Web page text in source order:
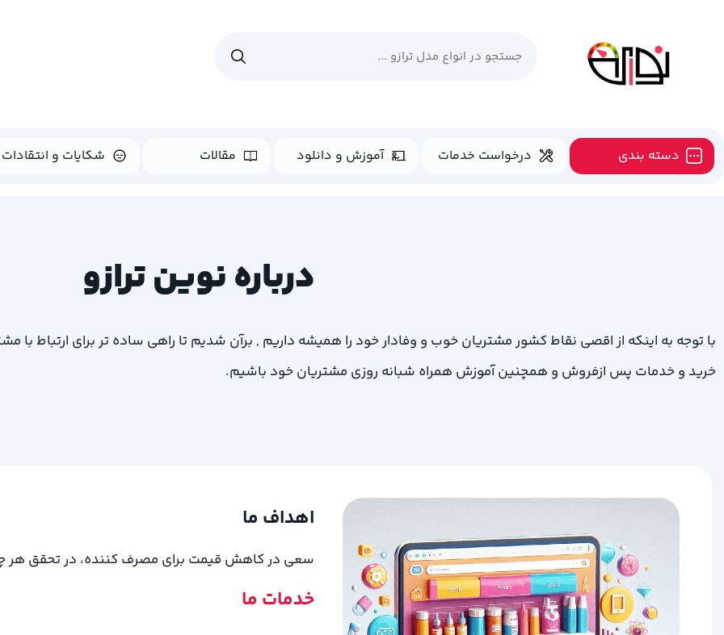
دسته بندی درخواست خدمات آموزش و دانلود مقالات شکایات و انتقادات
درباره نوین ترازو
با توجه به اینکه از اقصی نقاط کشور مشتریان خوب و وفادار خود را همیشه داریم , برآن شدیم تا راهی ساده تر برای ارتباط با
خرید و خدمات پس ازفروش و همچنین آموزش همراه شبانه روزی مشتریان خود باشیم.
اهداف ما
سعی در کاهش قیمت برای مصرف کننده، در تحقق
خدمات ما